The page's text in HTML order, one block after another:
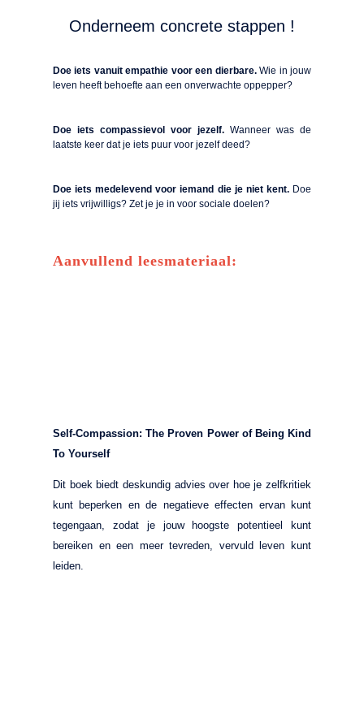
Onderneem concrete stappen !
Doe iets vanuit empathie voor een dierbare.Wie in jouw
leven heeft behoefte aan een onverwachte oppepper?
Doe iets compassievol voor jezelf. Wanneer was de
laatste keer dat je iets puur voor jezelf deed?
Doe iets medelevend voor iemand die je niet kent. Doe
jij iets vrijwilligs? Zet je je in voor sociale doelen?
Aanvullend leesmateriaal:
Self-Compassion: The Proven Power of Being Kind
To Yourself
Dit boek biedt deskundig advies over hoe je zelfkritiek
kunt beperken en de negatieve effecten ervan kunt
tegengaan, zodat je jouw hoogste potentieel kunt
bereiken en een meer tevreden, vervuld leven kunt
leiden.